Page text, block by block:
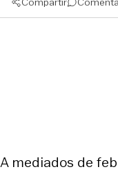
A mediados de